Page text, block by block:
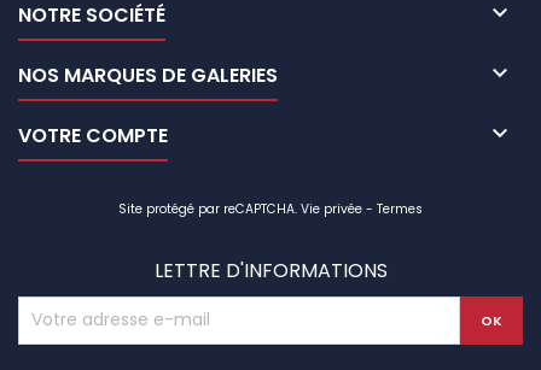
NOTRE SOCIÉTÉ 
NOS MARQUES DE GALERIES 
VOTRE COMPTE 
Site protégé par reCAPTCHA. Vie privée - Termes
LETTRE D'INFORMATIONS